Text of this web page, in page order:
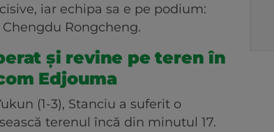
iar echipa sa e pe podium:
Rongcheng.
și revine pe teren în
Edjouma
(1-3), Stanciu a suferit o
terenul încă din minutul 17.